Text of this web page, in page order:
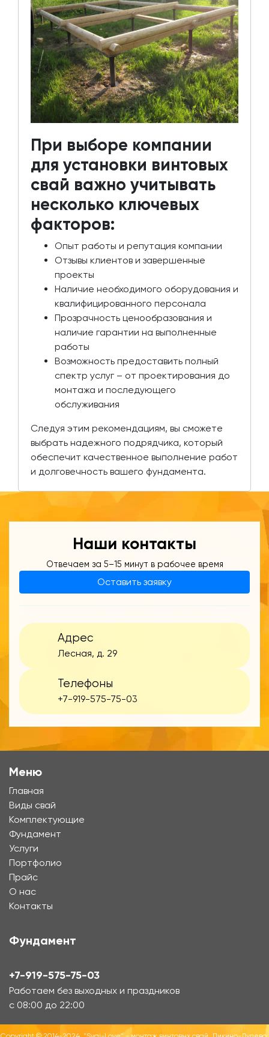
При выборе компании
для установки винтовых
свай важно учитывать
несколько ключевых
факторов:
Опыт работы и репутация компании
Отзывы клиентов и завершенные
проекты
Наличие необходимого оборудования и
квалифицированного персонала
Прозрачность ценообразования и
наличие гарантии на выполненные
работы
Возможность предоставить полный
спектр услуг – от проектирования до
монтажа и последующего
обслуживания
Следуя этим рекомендациям, вы сможете
выбрать надежного подрядчика, который
обеспечит качественное выполнение работ
и долговечность вашего фундамента.
Наши контакты
Отвечаем за 5–15 минут в рабочее время
Оставить заявку
Адрес
Лесная, д. 29
Телефоны
+7-919-575-75-03
Меню
Главная
Виды свай
Комплектующие
Фундамент
Услуги
Портфолио
Прайс
О нас
Контакты
Фундамент
+7-919-575-75-03
Работаем без выходных и праздников
с 08:00 до 22:00